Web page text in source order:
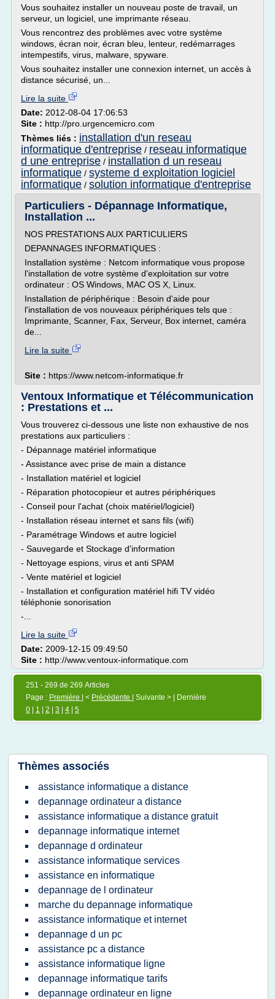
Vous souhaitez installer un nouveau poste de travail, un
serveur, un logiciel, une imprimante réseau.
Vous rencontrez des problèmes avec votre système
windows, écran noir, écran bleu, lenteur, redémarrages
intempestifs, virus, malware, spyware.
Vous souhaitez installer une connexion internet, un accès à
distance sécurisé, un...
Lire la suite
Date: 2012-08-04 17:06:53
Site : http://pro.urgencemicro.com
Thèmes liés : installation d'un reseau
informatique d'entreprise / reseau informatique
d une entreprise / installation d un reseau
informatique / systeme d exploitation logiciel
informatique / solution informatique d'entreprise
Particuliers - Dépannage Informatique,
Installation ...
NOS PRESTATIONS AUX PARTICULIERS
DEPANNAGES INFORMATIQUES :
Installation système : Netcom informatique vous propose
l'installation de votre système d'exploitation sur votre
ordinateur : OS Windows, MAC OS X, Linux.
Installation de périphérique : Besoin d'aide pour
l'installation de vos nouveaux périphériques tels que :
Imprimante, Scanner, Fax, Serveur, Box internet, caméra
de...
Lire la suite
Site : https://www.netcom-informatique.fr
Ventoux Informatique et Télécommunication
: Prestations et ...
Vous trouverez ci-dessous une liste non exhaustive de nos
prestations aux particuliers :
- Dépannage matériel informatique
- Assistance avec prise de main a distance
- Installation matériel et logiciel
- Réparation photocopieur et autres périphériques
- Conseil pour l'achat (choix matériel/logiciel)
- Installation réseau internet et sans fils (wifi)
- Paramétrage Windows et autre logiciel
- Sauvegarde et Stockage d'information
- Nettoyage espions, virus et anti SPAM
- Vente matériel et logiciel
- Installation et configuration matériel hifi TV vidéo
téléphonie sonorisation
-...
Lire la suite
Date: 2009-12-15 09:49:50
Site : http://www.ventoux-informatique.com
251 - 269 de 269 Articles
Page : Première | < Précédente
| Suivante > | Dernière
0
1 2 3 4 5
Thèmes associés
assistance informatique a distance
depannage ordinateur a distance
assistance informatique a distance gratuit
depannage informatique internet
depannage d ordinateur
assistance informatique services
assistance en informatique
depannage de l ordinateur
marche du depannage informatique
assistance informatique et internet
depannage d un pc
assistance pc a distance
assistance informatique ligne
depannage informatique tarifs
depannage ordinateur en ligne